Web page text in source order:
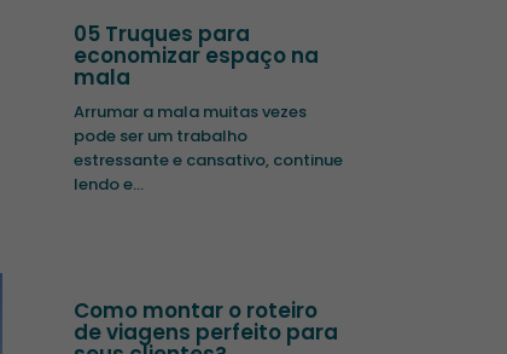
05 Truques para
economizar espaço na
mala
Arrumar a mala muitas vezes
pode ser um trabalho
estressante e cansativo, continue
lendo e...
Como montar o roteiro
de viagens perfeito para